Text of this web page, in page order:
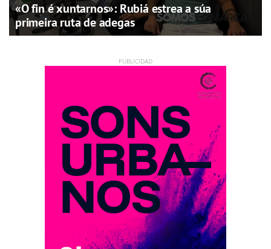
«O fin é xuntarnos»: Rubiá estrea a súa
primeira ruta de adegas